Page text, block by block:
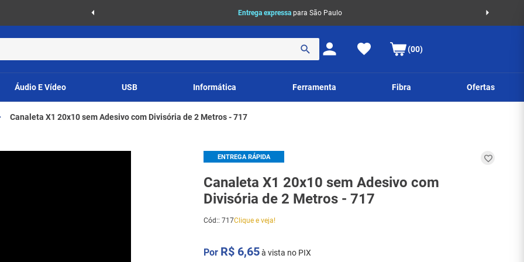
Entrega expressa para São Paulo
(00)
Áudio E Vídeo USB Informática Ferramenta Fibra Ofertas
Canaleta X1 20x10 sem Adesivo com Divisória de 2 Metros - 717
ENTREGA RÁPIDA
Canaleta X1 20x10 sem Adesivo com
Divisória de 2 Metros - 717
Cód::717Clique e veja!
R$ 6,65à vista no PIX